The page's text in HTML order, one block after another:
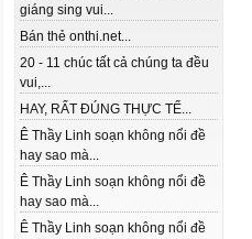
giáng sing vui...
Bán thẻ onthi.net...
20 - 11 chúc tất cả chúng ta đều
vui,...
HAY, RẤT ĐÚNG THỰC TẾ...
Ê Thầy Linh soạn không nổi đề
hay sao mà...
Ê Thầy Linh soạn không nổi đề
hay sao mà...
Ê Thầy Linh soạn không nổi đề